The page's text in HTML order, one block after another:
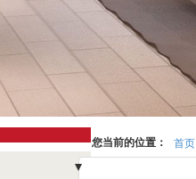
您当前的位置： 首页